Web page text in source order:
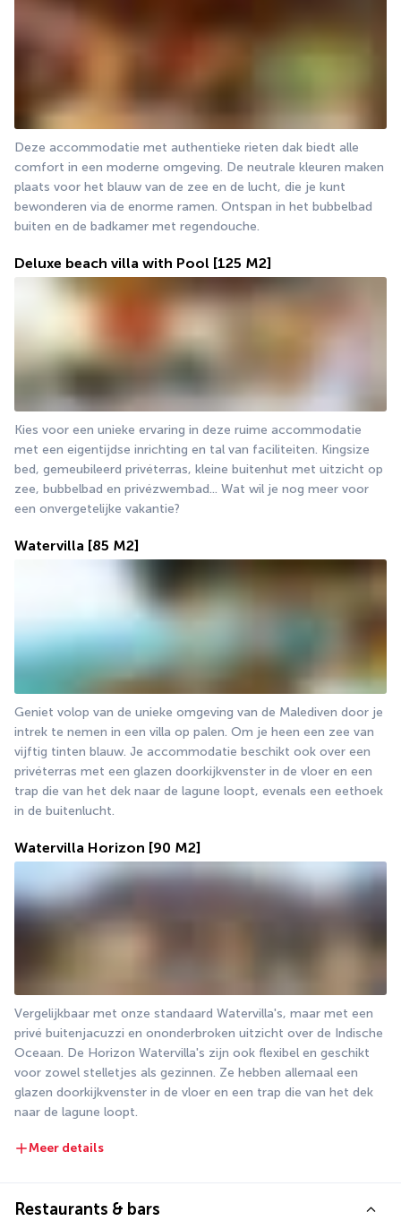
Deze accommodatie met authentieke rieten dak biedt alle
comfort in een moderne omgeving. De neutrale kleuren maken
plaats voor het blauw van de zee en de lucht, die je kunt
bewonderen via de enorme ramen. Ontspan in het bubbelbad
buiten en de badkamer met regendouche.
Deluxe beach villa with Pool [125 M2]
Kies voor een unieke ervaring in deze ruime accommodatie
met een eigentijdse inrichting en tal van faciliteiten. Kingsize
bed, gemeubileerd privéterras, kleine buitenhut met uitzicht op
zee, bubbelbad en privézwembad... Wat wil je nog meer voor
een onvergetelijke vakantie?
Watervilla [85 M2]
Geniet volop van de unieke omgeving van de Malediven door je
intrek te nemen in een villa op palen. Om je heen een zee van
vijftig tinten blauw. Je accommodatie beschikt ook over een
privéterras met een glazen doorkijkvenster in de vloer en een
trap die van het dek naar de lagune loopt, evenals een eethoek
in de buitenlucht.
Watervilla Horizon [90 M2]
Vergelijkbaar met onze standaard Watervilla's, maar met een
privé buitenjacuzzi en ononderbroken uitzicht over de Indische
Oceaan. De Horizon Watervilla's zijn ook flexibel en geschikt
voor zowel stelletjes als gezinnen. Ze hebben allemaal een
glazen doorkijkvenster in de vloer en een trap die van het dek
naar de lagune loopt.
Meer details
Restaurants & bars